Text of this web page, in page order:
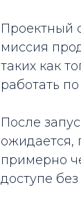
Проектный
миссия
таких как
работать
После
ожидается,
примерно
доступе